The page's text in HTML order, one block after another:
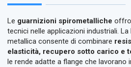
Le guarnizioni spirometalliche
tecnici nelle applicazioni industriali.
metallica consente di combinare
elasticità, recupero sotto carico e
le rende adatte a flange che lavorano